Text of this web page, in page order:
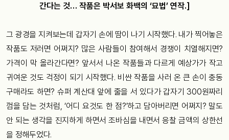
간다는 것… 작품은 박서보 화백의 ‘묘법’ 연작.]
그 광경을 지켜보는데 갑자기 손에 땀이 나기 시작했다. 내가 찍어놓은
작품도 저러면 어쩌지? 많은 사람들이 참여해서 경쟁이 치열해지면?
가격이 막 올라간다면? 앞서서 나온 작품들과 다르게 예상가가 작고
귀여운 것도 걱정이 되기 시작했다. 비싼 작품을 사러 온 큰 손이 충동
구매라도 하면? 슈퍼 계산대 앞에 줄을 서 있다가 갑자기 300원짜리
껌을 담는 것처럼, ‘어디 요것도 한 점?’하고 담아버리면 어쩌지? 말도
안 되는 생각을 진지하게 하면서 조바심을 내면서 응찰 금액의 상한선
을 정해두었다.